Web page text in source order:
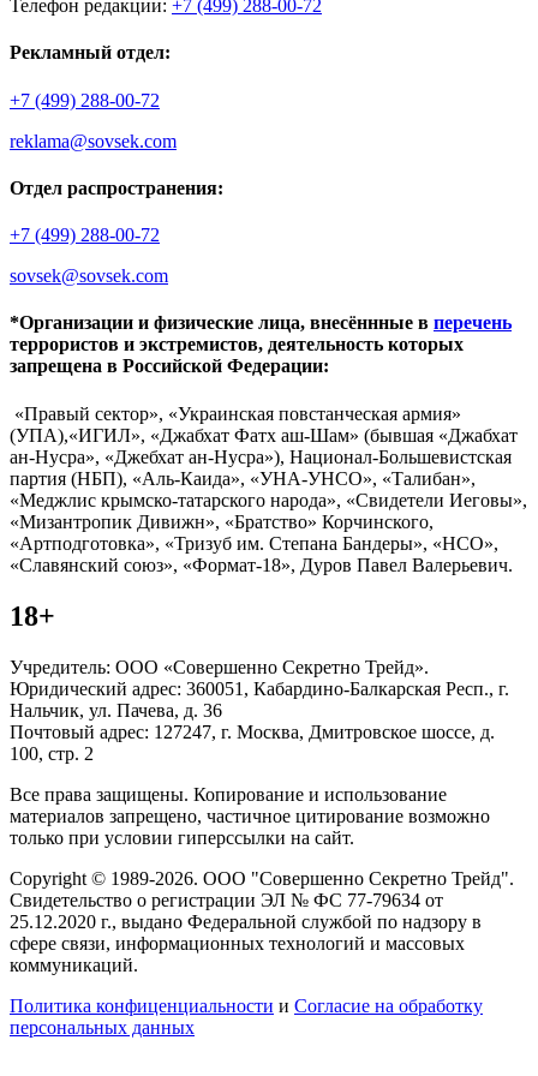
Телефон редакции: +7 (499) 288-00-72
Рекламный отдел:
+7 (499) 288-00-72
reklama@sovsek.com
Отдел распространения:
+7 (499) 288-00-72
sovsek@sovsek.com
*Организации и физические лица, внесённные в перечень
террористов и экстремистов, деятельность которых
запрещена в Российской Федерации:
«Правый сектор», «Украинская повстанческая армия»
(УПА),«ИГИЛ», «Джабхат Фатх аш-Шам» (бывшая «Джабхат
ан-Нусра», «Джебхат ан-Нусра»), Национал-Большевистская
партия (НБП), «Аль-Каида», «УНА-УНСО», «Талибан»,
«Меджлис крымско-татарского народа», «Свидетели Иеговы»,
«Мизантропик Дивижн», «Братство» Корчинского,
«Артподготовка», «Тризуб им. Степана Бандеры», «НСО»,
«Славянский союз», «Формат-18», Дуров Павел Валерьевич.
18+
Учредитель: ООО «Совершенно Секретно Трейд».
Юридический адрес: 360051, Кабардино-Балкарская Респ., г.
Нальчик, ул. Пачева, д. 36
Почтовый адрес: 127247, г. Москва, Дмитровское шоссе, д.
100, стр. 2
Все права защищены. Копирование и использование
материалов запрещено, частичное цитирование возможно
только при условии гиперссылки на сайт.
Copyright © 1989-2026. ООО "Совершенно Секретно Трейд".
Свидетельство о регистрации ЭЛ № ФС 77-79634 от
25.12.2020 г., выдано Федеральной службой по надзору в
сфере связи, информационных технологий и массовых
коммуникаций.
Политика конфиценциальности и Согласие на обработку
персональных данных